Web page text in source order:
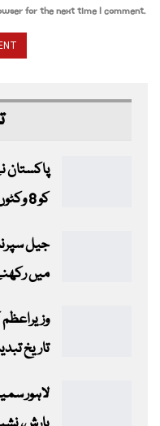
for the next time I comment.
کو 8 وکٹوں سے ہرا کر سیریز برابر کردی
جیل
میں
تاریخ
لاہور